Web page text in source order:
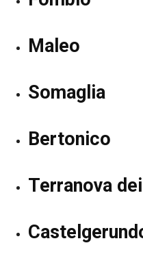
Maleo
Somaglia
Bertonico
Terranova